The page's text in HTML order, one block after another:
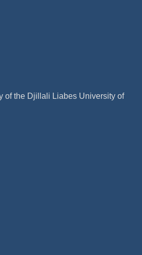
of the Djillali Liabes University of